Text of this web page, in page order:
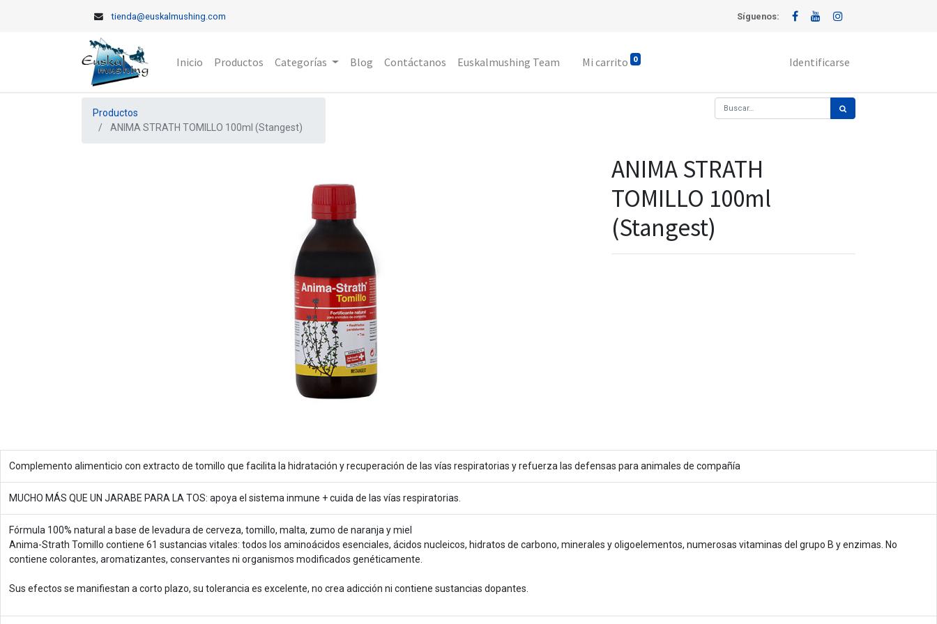
tienda@euskalmushing.com Síguenos:
Inicio Productos Categorías Blog Contáctanos Euskalmushing Team Mi carrito 0 Identificarse
Productos
ANIMA STRATH TOMILLO 100ml (Stangest)
ANIMA STRATH
TOMILLO 100ml
(Stangest)
Complemento alimenticio con extracto de tomillo que facilita la hidratación y recuperación de las vías respiratorias y refuerza las defensas para animales de compañía
MUCHO MÁS QUE UN JARABE PARA LA TOS: apoya el sistema inmune + cuida de las vías respiratorias.
Fórmula 100% natural a base de levadura de cerveza, tomillo, malta, zumo de naranja y miel
Anima-Strath Tomillo contiene 61 sustancias vitales: todos los aminoácidos esenciales, ácidos nucleicos, hidratos de carbono, minerales y oligoelementos, numerosas vitaminas del grupo B y enzimas. No
contiene colorantes, aromatizantes, conservantes ni organismos modificados genéticamente.
Sus efectos se manifiestan a corto plazo, su tolerancia es excelente, no crea adicción ni contiene sustancias dopantes.